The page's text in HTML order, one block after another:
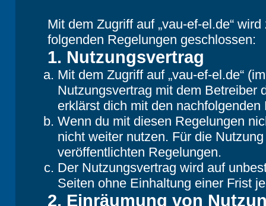
Mit dem Zugriff auf „vau-ef-el.de“
folgenden Regelungen geschlossen:
1. Nutzungsvertrag
Mit dem Zugriff auf „vau-ef-el.de“
Nutzungsvertrag mit dem Betreiber
erklärst dich mit den
Wenn du mit diesen Regelungen
nicht weiter nutzen. Für die
veröffentlichten Regelungen.
Der Nutzungsvertrag wird auf
Seiten ohne Einhaltung einer Frist
2. Einräumung von